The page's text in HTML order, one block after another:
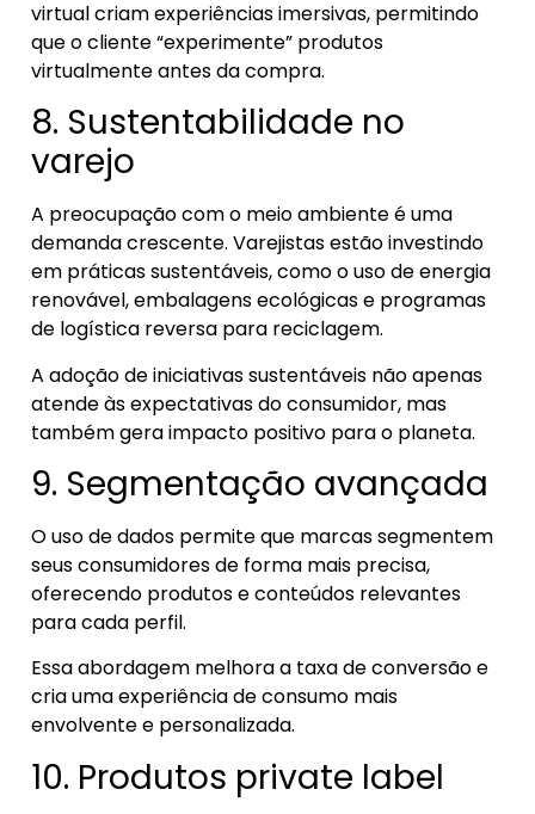
virtual criam experiências imersivas, permitindo
que o cliente “experimente” produtos
virtualmente antes da compra.
8. Sustentabilidade no
varejo
A preocupação com o meio ambiente é uma
demanda crescente. Varejistas estão investindo
em práticas sustentáveis, como o uso de energia
renovável, embalagens ecológicas e programas
de logística reversa para reciclagem.
A adoção de iniciativas sustentáveis não apenas
atende às expectativas do consumidor, mas
também gera impacto positivo para o planeta.
9. Segmentação avançada
O uso de dados permite que marcas segmentem
seus consumidores de forma mais precisa,
oferecendo produtos e conteúdos relevantes
para cada perfil.
Essa abordagem melhora a taxa de conversão e
cria uma experiência de consumo mais
envolvente e personalizada.
10. Produtos private label